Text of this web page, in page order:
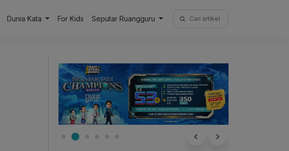
Dunia Kata For Kids Seputar Ruangguru
Search
for: